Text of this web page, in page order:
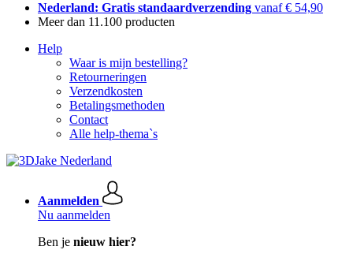
Nederland: Gratis standaardverzending vanaf € 54,90
Meer dan 11.100 producten
Help
Waar is mijn bestelling?
Retourneringen
Verzendkosten
Betalingsmethoden
Contact
Alle help-thema`s
Aanmelden
Nu aanmelden
Ben je nieuw hier?